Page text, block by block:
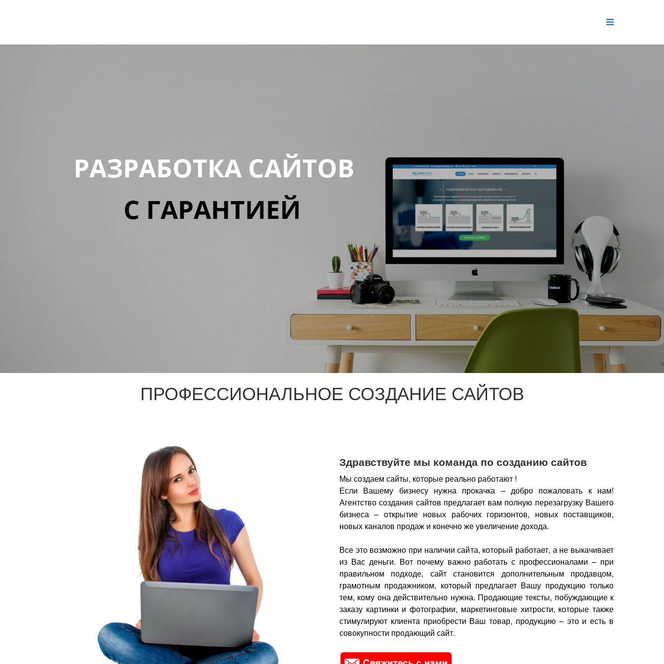
РАЗРАБОТКА САЙТОВ
С ГАРАНТИЕЙ
ПРОФЕССИОНАЛЬНОЕ СОЗДАНИЕ САЙТОВ
Здравствуйте мы команда по созданию сайтов
Мы создаем сайты, которые реально работают !
Если Вашему бизнесу нужна прокачка – добро пожаловать к нам!
Агентство создания сайтов предлагает вам полную перезагрузку Вашего
бизнеса – открытие новых рабочих горизонтов, новых поставщиков,
новых каналов продаж и конечно же увеличение дохода.
Все это возможно при наличии сайта, который работает, а не выкачивает
из Вас деньги. Вот почему важно работать с профессионалами – при
правильном подходе, сайт становится дополнительным продавцом,
грамотным продажником, который предлагает Вашу продукцию только
тем, кому она действительно нужна. Продающие тексты, побуждающие к
заказу картинки и фотографии, маркетинговые хитрости, которые также
стимулируют клиента приобрести Ваш товар, продукцию – это и есть в
совокупности продающий сайт.